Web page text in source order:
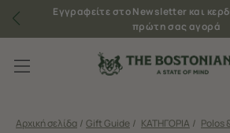
Εγγραφείτε στο Newsletter και
πρώτη σας αγορά
Αρχική σελίδα / Gift Guide / ΚΑΤΗΓΟΡΙΑ / Polos